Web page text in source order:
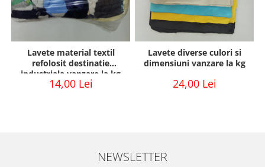
Lavete material textil
refolosit destinatie
industriala vanzare la kg
14,00 Lei
Lavete diverse culori si
dimensiuni vanzare la kg
24,00 Lei
NEWSLETTER